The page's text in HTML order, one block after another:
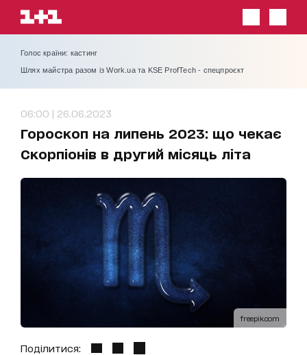
Голос країни: кастинг
Шлях майстра разом із Work.ua та KSE ProfTech - спецпроєкт
06:00 | 26.06.2023
Гороскоп на липень 2023: що чекає
Скорпіонів в другий місяць літа
freepik.com
Поділитися: